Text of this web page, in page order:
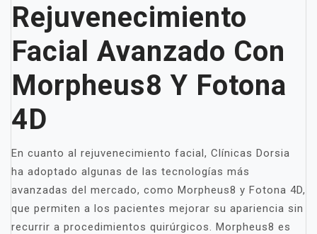
Rejuvenecimiento
Facial Avanzado Con
Morpheus8 Y Fotona
4D
En cuanto al rejuvenecimiento facial, Clínicas Dorsia
ha adoptado algunas de las tecnologías más
avanzadas del mercado, como Morpheus8 y Fotona 4D,
que permiten a los pacientes mejorar su apariencia sin
recurrir a procedimientos quirúrgicos. Morpheus8 es